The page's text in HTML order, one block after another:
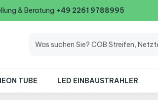
& Beratung +49 2261 9788995
TUBE LED EINBAUSTRAHLER